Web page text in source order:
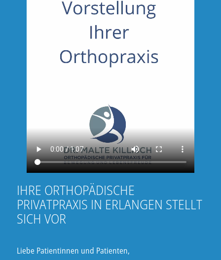
IHRE ORTHOPÄDISCHE
PRIVATPRAXIS IN ERLANGEN STELLT
SICH VOR
Liebe Patientinnen und Patienten,